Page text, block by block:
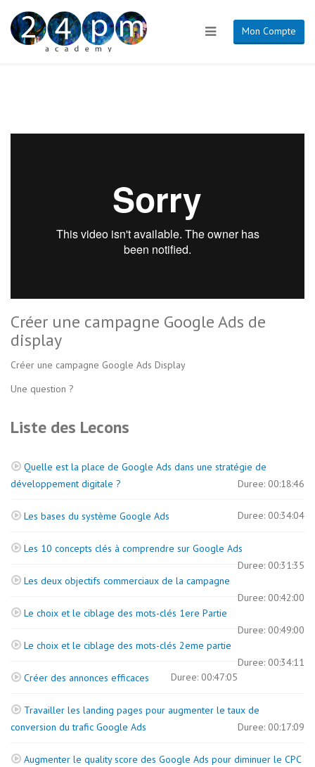
Mon Compte
Créer une campagne Google Ads de
display
Créer une campagne Google Ads Display
Une question ?
Liste des Lecons
Quelle est la place de Google Ads dans une stratégie de
développement digitale ?
Duree: 00:18:46
Les bases du système Google Ads Duree: 00:34:04
Les 10 concepts clés à comprendre sur Google Ads
Duree: 00:31:35
Les deux objectifs commerciaux de la campagne
Duree: 00:42:00
Le choix et le ciblage des mots-clés 1ere Partie
Duree: 00:49:00
Le choix et le ciblage des mots-clés 2eme partie
Duree: 00:34:11
Créer des annonces efficaces
Duree: 00:47:05
Travailler les landing pages pour augmenter le taux de
conversion du trafic Google Ads
Duree: 00:17:09
Augmenter le quality score des Google Ads pour diminuer le CPC